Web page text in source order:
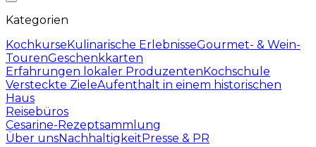
Kategorien
KochkurseKulinarische ErlebnisseGourmet- & Wein-
TourenGeschenkkarten
Erfahrungen lokaler ProduzentenKochschule
Versteckte ZieleAufenthalt in einem historischen
Haus
Reisebüros
Cesarine-Rezeptsammlung
Über unsNachhaltigkeitPresse & PR